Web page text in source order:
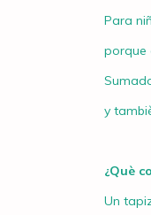
Para
porque
y
¿Què
Un